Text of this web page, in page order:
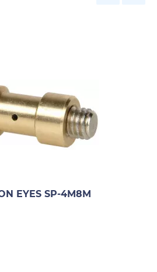
EYES SP-4M8M